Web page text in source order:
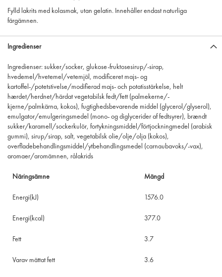
Fylld lakrits med kolasmak, utan gelatin. Innehåller endast naturliga
färgämnen.
Ingredienser
Ingredienser: sukker/socker, glukose-fruktosesirup/-sirap,
hvedemel/hvetemel/vetemjöl, modificeret majs- og
kartoffel-/potetstivelse/modifierad majs- och potatisstärkelse, helt
hærdet/herdnet/härdat vegetabilsk fedt/fett (palmekerne/-
kjerne/palmkärna, kokos), fugtighedsbevarende middel (glycerol/glyserol),
emulgator/emulgeringsmedel (mono- og diglycerider af fedtsyrer), brændt
sukker/karamell/sockerkulör, fortykningsmiddel/förtjockningmedel (arabisk
gummi), sirup/sirap, salt, vegetabilsk olie/olje/olja (kokos),
overfladebehandlingsmiddel/ytbehandlingsmedel (carnaubavoks/-vax),
aromaer/aromämnen, rålakrids
Näringsämne Mängd
Energi(kJ) 1576.0
Energi(kcal) 377.0
Fett 3.7
Varav mättat fett 3.6